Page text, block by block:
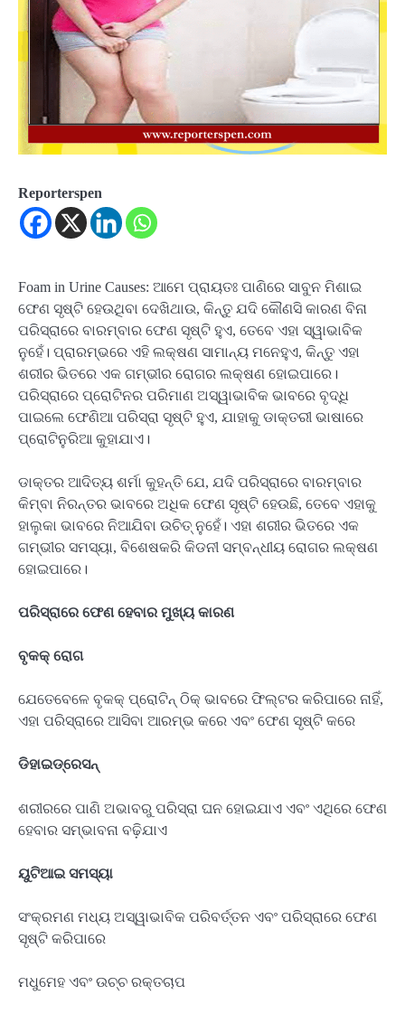
Reporterspen
Foam in Urine Causes: ଆମେ ପ୍ରାୟତଃ ପାଣିରେ ସାବୁନ ମିଶାଇ
ଫେଣ ସୃଷ୍ଟି ହେଉଥିବା ଦେଖିଥାଉ, କିନ୍ତୁ ଯଦି କୌଣସି କାରଣ ବିନା
ପରିସ୍ରାରେ ବାରମ୍ବାର ଫେଣ ସୃଷ୍ଟି ହୁଏ, ତେବେ ଏହା ସ୍ୱାଭାବିକ
ନୁହେଁ। ପ୍ରାରମ୍ଭରେ ଏହି ଲକ୍ଷଣ ସାମାନ୍ୟ ମନେହୁଏ, କିନ୍ତୁ ଏହା
ଶରୀର ଭିତରେ ଏକ ଗମ୍ଭୀର ରୋଗର ଲକ୍ଷଣ ହୋଇପାରେ।
ପରିସ୍ରାରେ ପ୍ରୋଟିନର ପରିମାଣ ଅସ୍ୱାଭାବିକ ଭାବରେ ବୃଦ୍ଧି
ପାଇଲେ ଫେଣିଆ ପରିସ୍ରା ସୃଷ୍ଟି ହୁଏ, ଯାହାକୁ ଡାକ୍ତରୀ ଭାଷାରେ
ପ୍ରୋଟିନୁରିଆ କୁହାଯାଏ।
ଡାକ୍ତର ଆଦିତ୍ୟ ଶର୍ମା କୁହନ୍ତି ଯେ, ଯଦି ପରିସ୍ରାରେ ବାରମ୍ବାର
କିମ୍ବା ନିରନ୍ତର ଭାବରେ ଅଧିକ ଫେଣ ସୃଷ୍ଟି ହେଉଛି, ତେବେ ଏହାକୁ
ହାଲୁକା ଭାବରେ ନିଆଯିବା ଉଚିତ୍ ନୁହେଁ। ଏହା ଶରୀର ଭିତରେ ଏକ
ଗମ୍ଭୀର ସମସ୍ୟା, ବିଶେଷକରି କିଡନୀ ସମ୍ବନ୍ଧୀୟ ରୋଗର ଲକ୍ଷଣ
ହୋଇପାରେ।
ପରିସ୍ରାରେ ଫେଣ ହେବାର ମୁଖ୍ୟ କାରଣ
ବୃକକ୍ ରୋଗ
ଯେତେବେଳେ ବୃକକ୍ ପ୍ରୋଟିନ୍ ଠିକ୍ ଭାବରେ ଫିଲ୍ଟର କରିପାରେ ନାହିଁ,
ଏହା ପରିସ୍ରାରେ ଆସିବା ଆରମ୍ଭ କରେ ଏବଂ ଫେଣ ସୃଷ୍ଟି କରେ
ଡିହାଇଡ୍ରେସନ୍
ଶରୀରରେ ପାଣି ଅଭାବରୁ ପରିସ୍ରା ଘନ ହୋଇଯାଏ ଏବଂ ଏଥିରେ ଫେଣ
ହେବାର ସମ୍ଭାବନା ବଢ଼ିଯାଏ
ୟୁଟିଆଇ ସମସ୍ୟା
ସଂକ୍ରମଣ ମଧ୍ୟ ଅସ୍ୱାଭାବିକ ପରିବର୍ତ୍ତନ ଏବଂ ପରିସ୍ରାରେ ଫେଣ
ସୃଷ୍ଟି କରିପାରେ
ମଧୁମେହ ଏବଂ ଉଚ୍ଚ ରକ୍ତଚାପ